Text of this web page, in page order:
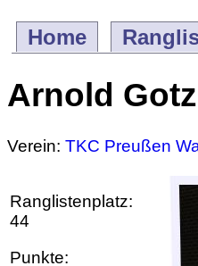
Home
Arnold
Verein: TKC Preußen
Ranglistenplatz:
44
Punkte: